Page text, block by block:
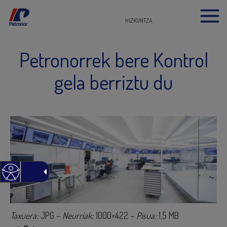
HIZKUNTZA
Petronorrek bere Kontrol
gela berriztu du
Taxuera: JPG – Neurriak:1000×422 – Pisua:1,5 MB